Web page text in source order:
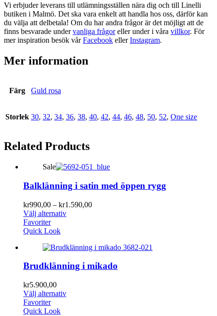
Vi erbjuder leverans till utlämningsställen nära dig och till Linelli
butiken i Malmö. Det ska vara enkelt att handla hos oss, därför kan
du välja att delbetala! Om du har andra frågor är det möjligt att de
finns besvarade undervanliga frågoreller under i våra villkor. För
mer inspiration besök vårFacebook ellerInstagram.
Mer information
Färg Guld rosa
Storlek 30, 32, 34, 36, 38, 40, 42, 44, 46, 48, 50, 52, One size
Related Products
Sale
Balklänning i satin med öppen rygg
kr990,00 – kr1.590,00
Välj alternativ
Favoriter
Quick Look
Brudklänning i mikado
kr5.900,00
Välj alternativ
Favoriter
Quick Look